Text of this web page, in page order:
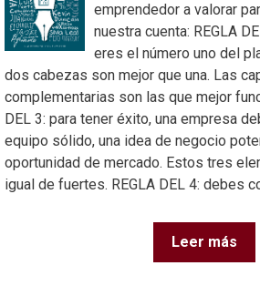
emprendedor a valorar
nuestra cuenta: REGLA
eres el número uno del
dos cabezas son mejor que una. Las
complementarias son las que mejor
DEL 3: para tener éxito, una empresa
equipo sólido, una idea de negocio
oportunidad de mercado. Estos tres
igual de fuertes. REGLA DEL 4: debes
Leer más